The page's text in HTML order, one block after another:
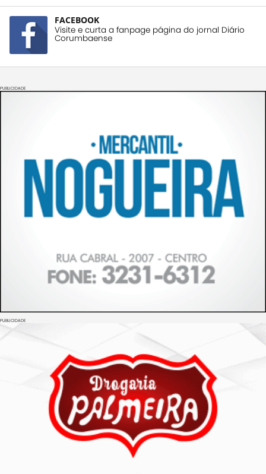
FACEBOOK
Visite e curta a fanpage página do jornal Diário
Corumbaense
PUBLICIDADE
PUBLICIDADE